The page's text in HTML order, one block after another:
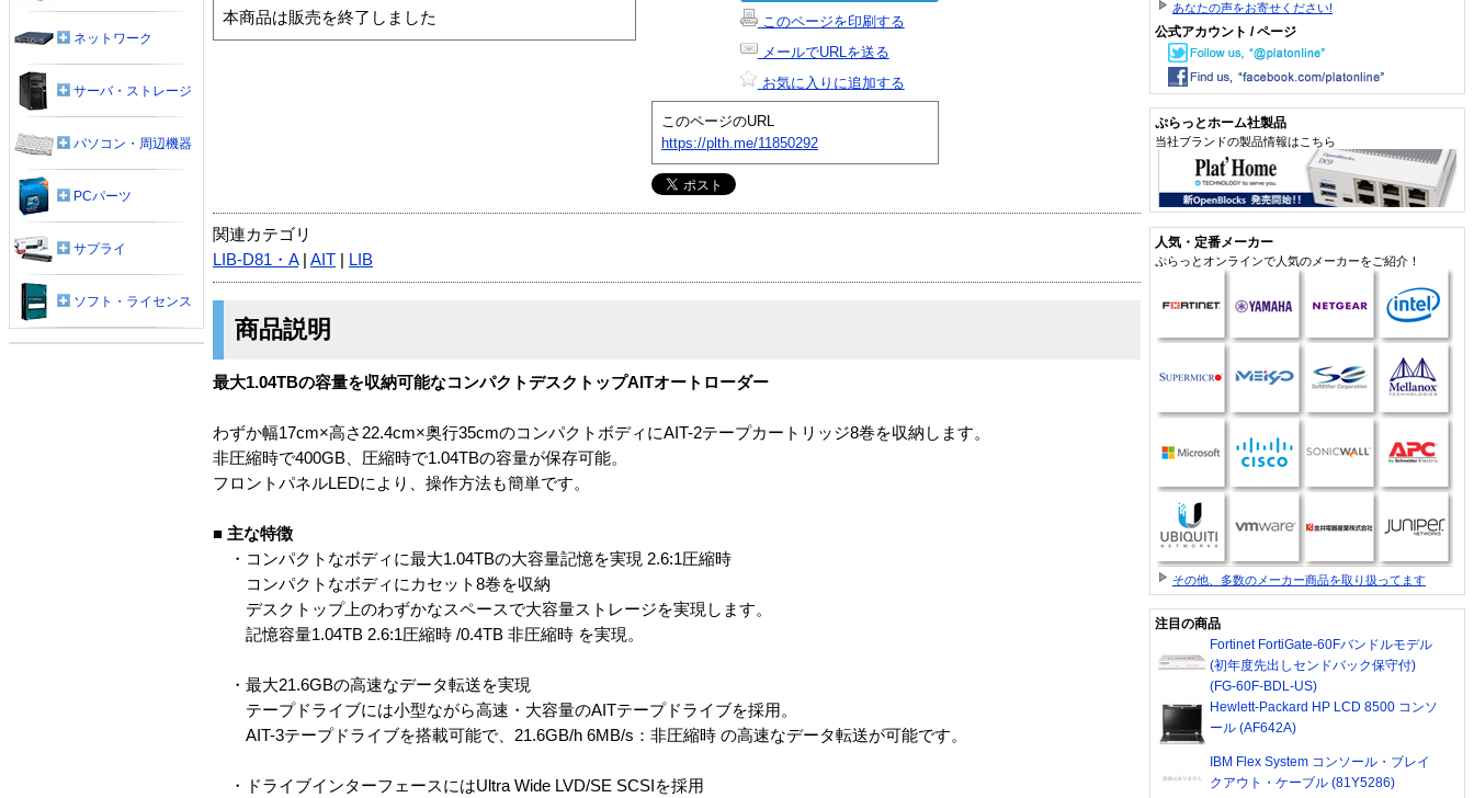
本商品は販売を終了しました
このページを印刷する
メールでURLを送る
お気に入りに追加する
このページのURL
https://plth.me/11850292
関連カテゴリ
LIB-D81・A| AIT LIB
商品説明
最大1.04TBの容量を収納可能なコンパクトデスクトップAITオートローダー
わずか幅17cm×高さ22.4cm×奥行35cmのコンパクトボディにAIT-2テープカートリッジ8巻を収納します。
非圧縮時で400GB、圧縮時で1.04TBの容量が保存可能。
フロントパネルLEDにより、操作方法も簡単です。
■ 主な特徴
・コンパクトなボディに最大1.04TBの大容量記憶を実現 2.6:1圧縮時
コンパクトなボディにカセット8巻を収納
デスクトップ上のわずかなスペースで大容量ストレージを実現します。
記憶容量1.04TB 2.6:1圧縮時 /0.4TB 非圧縮時 を実現。
・最大21.6GBの高速なデータ転送を実現
テープドライブには小型ながら高速・大容量のAITテープドライブを採用。
AIT-3テープドライブを搭載可能で、21.6GB/h 6MB/s：非圧縮時 の高速なデータ転送が可能です。
・ドライブインターフェースにはUltra Wide LVD/SE SCSIを採用
ネットワーク
サーバ・ストレージ
パソコン・周辺機器
PCパーツ
サプライ
ソフト・ライセンス
あなたの声をお寄せください!
公式アカウント / ページ
ぷらっとホーム社製品
当社ブランドの製品情報はこちら
人気・定番メーカー
ぷらっとオンラインで人気のメーカーをご紹介！
その他、多数のメーカー商品を取り扱ってます
注目の商品
Fortinet FortiGate-60Fバンドルモデル
(初年度先出しセンドバック保守付)
(FG-60F-BDL-US)
Hewlett-Packard HP LCD 8500 コンソ
ール (AF642A)
IBM Flex System コンソール・ブレイ
クアウト・ケーブル (81Y5286)